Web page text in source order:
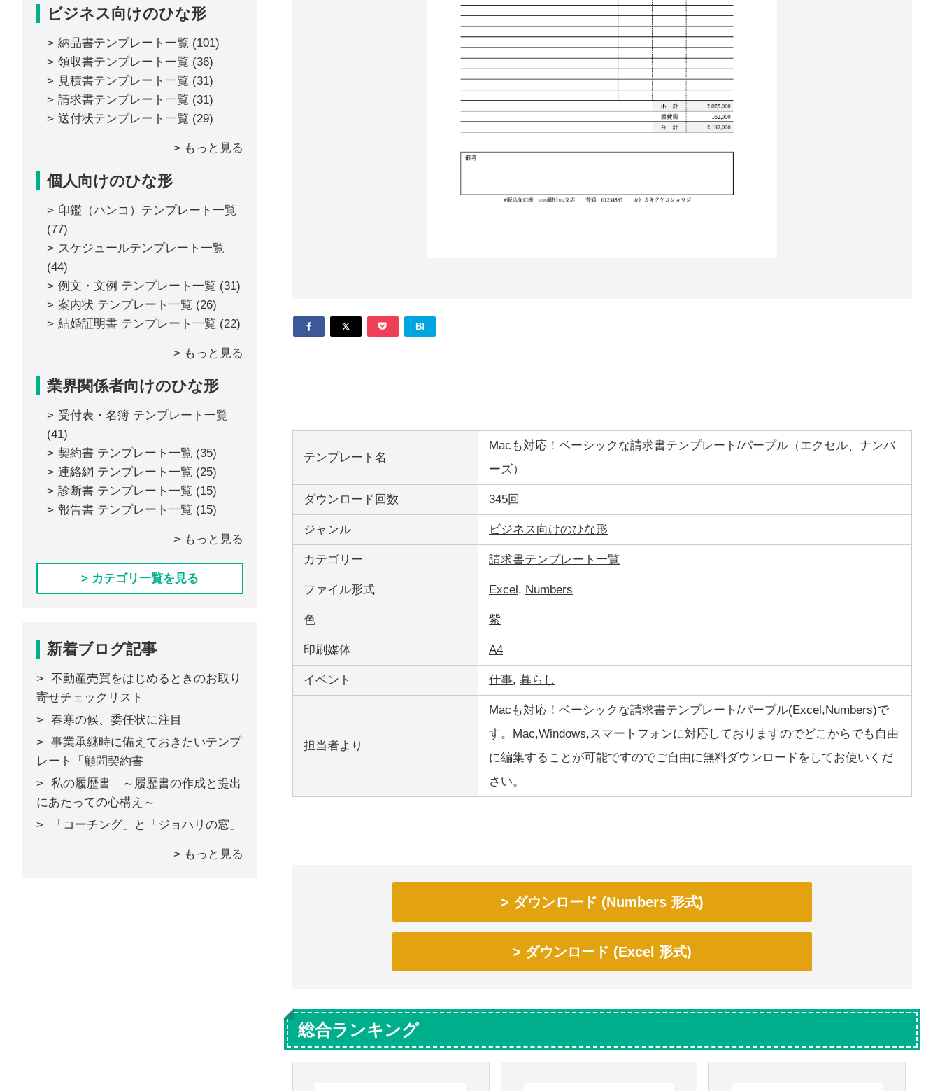
B!
テンプレート名
Macも対応！ベーシックな請求書テンプレート/パープル（エクセル、ナンバ
ーズ）
ダウンロード回数 345回
ジャンル ビジネス向けのひな形
カテゴリー 請求書テンプレート一覧
ファイル形式 Excel, Numbers
色 紫
印刷媒体 A4
イベント 仕事, 暮らし
担当者より
Macも対応！ベーシックな請求書テンプレート/パープル(Excel,Numbers)で
す。Mac,Windows,スマートフォンに対応しておりますのでどこからでも自由
に編集することが可能ですのでご自由に無料ダウンロードをしてお使いくだ
さい。
ダウンロード (Numbers 形式)
ダウンロード (Excel 形式)
総合ランキング
ビジネス向けのひな形
納品書テンプレート一覧 (101)
領収書テンプレート一覧 (36)
見積書テンプレート一覧 (31)
請求書テンプレート一覧 (31)
送付状テンプレート一覧 (29)
> もっと見る
個人向けのひな形
印鑑（ハンコ）テンプレート一覧
(77)
スケジュールテンプレート一覧
(44)
例文・文例 テンプレート一覧 (31)
案内状 テンプレート一覧 (26)
結婚証明書 テンプレート一覧 (22)
> もっと見る
業界関係者向けのひな形
受付表・名簿 テンプレート一覧
(41)
契約書 テンプレート一覧 (35)
連絡網 テンプレート一覧 (25)
診断書 テンプレート一覧 (15)
報告書 テンプレート一覧 (15)
> もっと見る
> カテゴリ一覧を見る
新着ブログ記事
不動産売買をはじめるときのお取り
寄せチェックリスト
春寒の候、委任状に注目
事業承継時に備えておきたいテンプ
レート「顧問契約書」
私の履歴書 ～履歴書の作成と提出
にあたっての心構え～
「コーチング」と「ジョハリの窓」
> もっと見る